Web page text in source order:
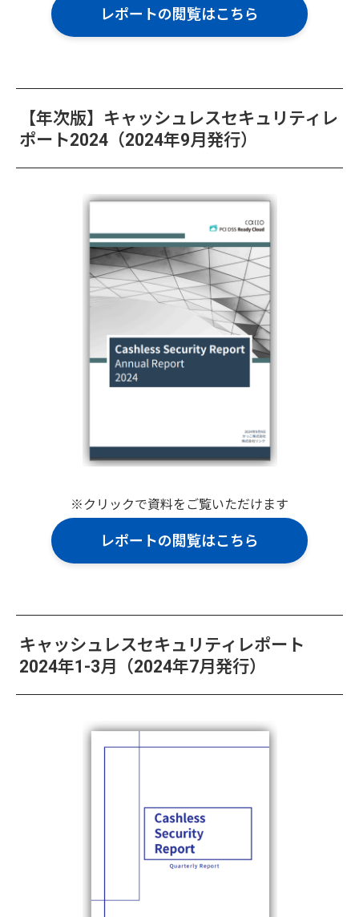
レポートの閲覧はこちら
【年次版】キャッシュレスセキュリティレ
ポート2024（2024年9月発行）
※クリックで資料をご覧いただけます
レポートの閲覧はこちら
キャッシュレスセキュリティレポート
2024年1-3月（2024年7月発行）